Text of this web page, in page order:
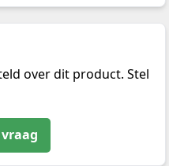
over dit product. Stel